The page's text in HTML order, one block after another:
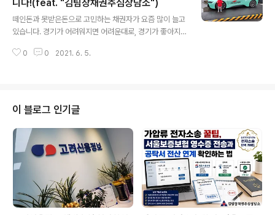
리고 연륜과 노하우를 가진 신용관리사(채권추심인)가 있
다는 것입니다. 채무자를 조사하기 위해서는 신용정보회사
와 채권계약을 해야 가능합니다. 우리가 알고 있는 일반 개
인채권, 즉 빌려주고 못받은돈은 판결문이나 공정증서를
니다!(feat. "김팀장채권추심상담소")
떼인돈과 못받은돈으로 고민하는 채권자가 요즘 많이 늘고
있습니다. 경기가 어려워지면 어려운대로, 경기가 좋아지
을 합법적으로 받아주는 신용정보회사를 잘 모르는 사람이
채권추심 김팀장도 신용정보회사에서 20년 가까이 일하고
있습니다. 2021년 6월 4일 현재 고려신용정보에서 추심
팀장으로 근무하고 있습니다. 김팀장은 2004년 고려신용
정보에 입사해서 20년 가까이 단, 하루의 직업 단절없이
채권추심 업무를 보고 있습니다. 2006년 국가공인신용관
리사 자격증에 합격한 베테랑입니다. 채권추심은 사람..
0 0 2021. 6. 5.
이 블로그 인기글